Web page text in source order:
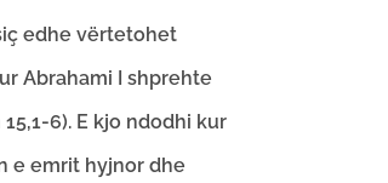
edhe vërtetohet
Abrahami I shprehte
6). E kjo ndodhi kur
e emrit hyjnor dhe